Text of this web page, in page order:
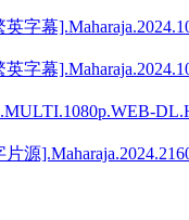
字幕
字幕
源